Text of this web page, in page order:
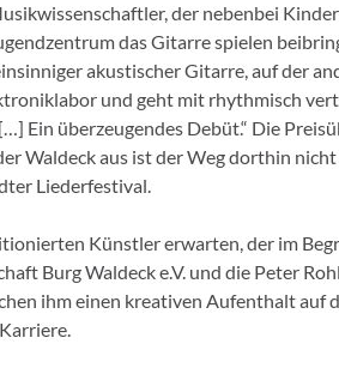
der nebenbei
das Gitarre spielen
akustischer Gitarre, auf der
und geht mit rhythmisch
Ein überzeugendes Debüt.“ Die
Waldeck aus ist der Weg dorthin
Liederfestival.
Künstler erwarten, der im
Burg Waldeck e.V. und die Peter
ihm einen kreativen Aufenthalt auf